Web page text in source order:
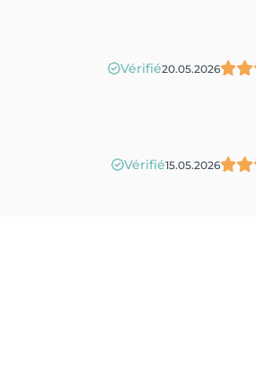
Vérifié20.05.2026
Vérifié15.05.2026